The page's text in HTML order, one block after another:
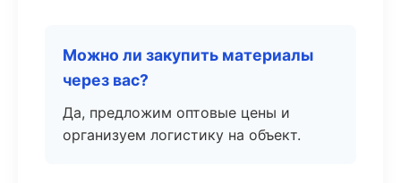
Можно ли закупить материалы
через вас?
Да, предложим оптовые цены и
организуем логистику на объект.